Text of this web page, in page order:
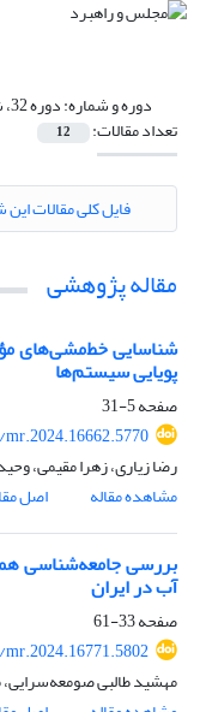
دوره و شماره:دوره 32، شماره 124، زمستان 1404
تعداد مقالات: 12
فایل کلی مقالات
مقاله پژوهشی
شناسایی خط‌مشی‌های
پویایی سیستم‌ها
صفحه5-31
رضا زیاری، زهرا مقیمی،
مشاهده مقاله
اصل
بررسی جامعه‌شناسی
آب در ایران
صفحه33-61
مهشید طالبی